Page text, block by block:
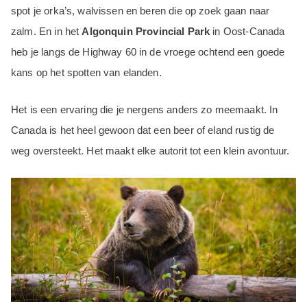
spot je orka’s, walvissen en beren die op zoek gaan naar
zalm. En in hetAlgonquin Provincial Park in Oost-Canada
heb je langs de Highway 60 in de vroege ochtend een goede
kans op het spotten van elanden.
Het is een ervaring die je nergens anders zo meemaakt. In
Canada is het heel gewoon dat een beer of eland rustig de
weg oversteekt. Het maakt elke autorit tot een klein avontuur.